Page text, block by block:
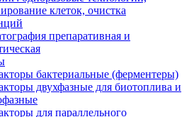
клеток, очистка
препаративная и
бактериальные (ферментеры)
двухфазные для биотоплива и
для параллельного